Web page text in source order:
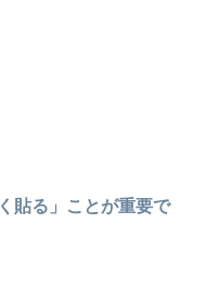
貼る」ことが重要で